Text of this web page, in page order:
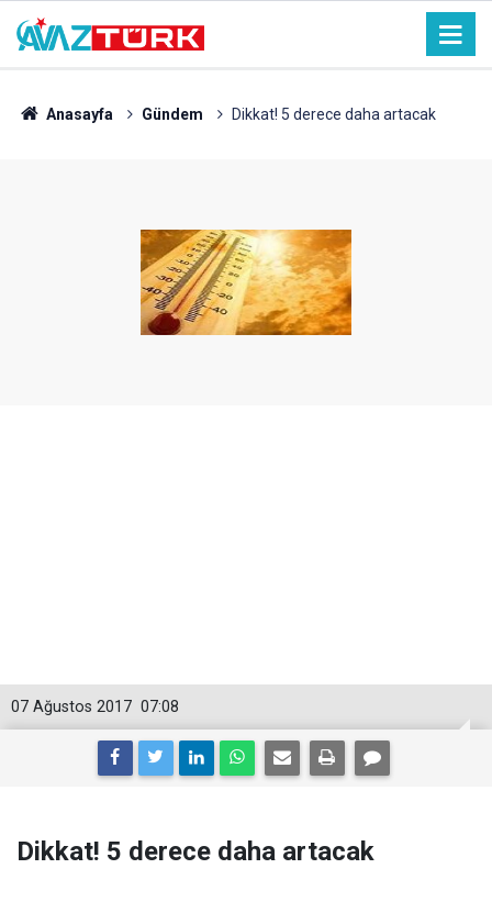
Anasayfa Gündem Dikkat! 5 derece daha artacak
07:08
07 Ağustos 2017
Dikkat! 5 derece daha artacak